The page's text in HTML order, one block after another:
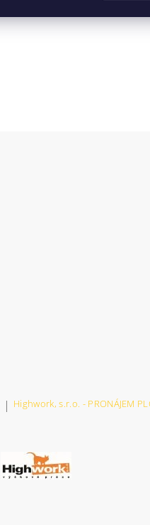
| Highwork, s.r.o. - PRONÁJEM